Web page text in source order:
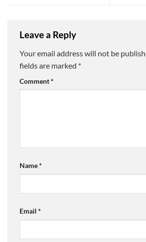
Leave a Reply
Your email address will not be
fields are marked *
Comment*
Name*
Email *